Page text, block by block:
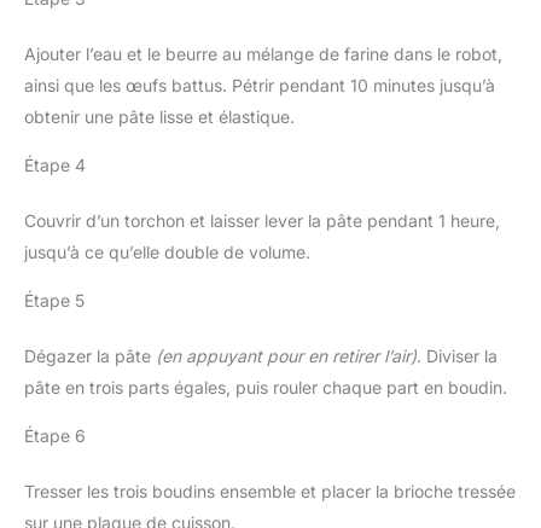
Ajouter l’eau et le beurre au mélange de farine dans le robot,
ainsi que les œufs battus. Pétrir pendant 10 minutes jusqu’à
obtenir une pâte lisse et élastique.
Étape 4
Couvrir d’un torchon et laisser lever la pâte pendant 1 heure,
jusqu’à ce qu’elle double de volume.
Étape 5
Dégazer la pâte (en appuyant pour en retirer l’air). Diviser la
pâte en trois parts égales, puis rouler chaque part en boudin.
Étape 6
Tresser les trois boudins ensemble et placer la brioche tressée
sur une plaque de cuisson.